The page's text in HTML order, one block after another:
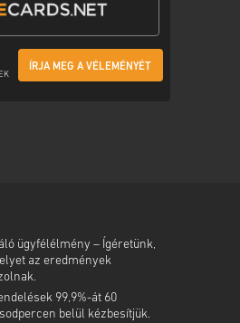
ÍRJA MEG A VÉLEMÉNYÉT
ügyfélélmény – Ígéretünk,
az eredmények
99,9%-át 60
belül kézbesítjük.